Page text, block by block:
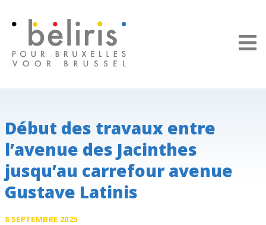
Début des travaux entre
l’avenue des Jacinthes
jusqu’au carrefour avenue
Gustave Latinis
8 SEPTEMBRE 2025